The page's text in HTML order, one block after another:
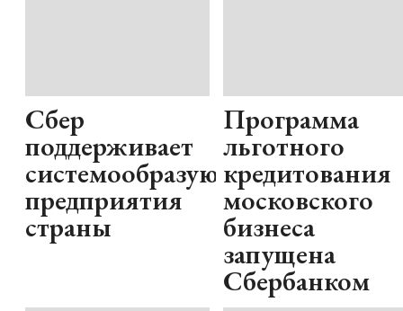
Сбер
поддерживает
системообразующие
предприятия
страны
Программа
льготного
кредитования
московского
бизнеса
запущена
Сбербанком